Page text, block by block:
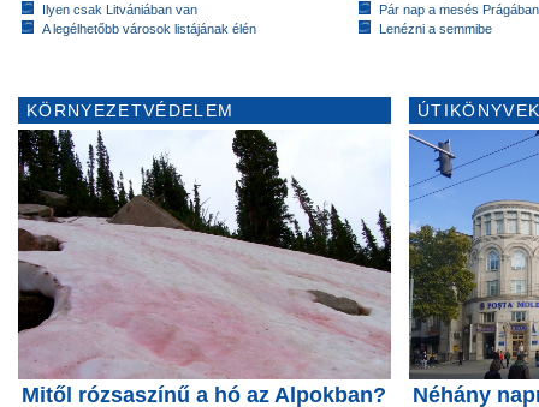
Ilyen csak Litvániában van
A legélhetőbb városok listájának élén
Pár nap a mesés Prágában
Lenézni a semmibe
KÖRNYEZETVÉDELEM
Mitől rózsaszínű a hó az Alpokban?
Néhány